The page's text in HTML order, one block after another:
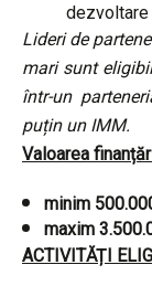
dezvoltare
Lideri de
mari sunt
într-un
puțin un IMM.
Valoarea
minim
maxim
ACTIVITĂȚI